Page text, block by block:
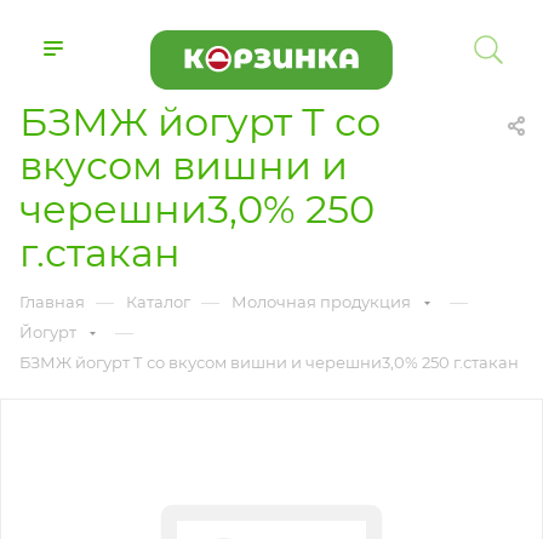
БЗМЖ йогурт Т со
вкусом вишни и
черешни3,0% 250
г.стакан
Главная — Каталог — Молочная продукция —
Йогурт —
БЗМЖ йогурт Т со вкусом вишни и черешни3,0% 250 г.стакан